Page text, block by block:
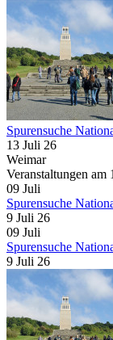
Spurensuche
13 Juli 26
Weimar
Veranstaltungen am
09 Juli
Spurensuche
9 Juli 26
09 Juli
Spurensuche
9 Juli 26